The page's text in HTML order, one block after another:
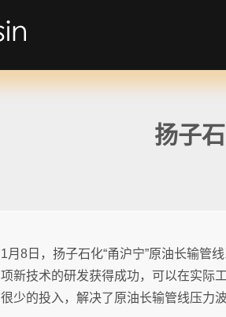
扬子
1月8日，扬子石化“甬沪宁”原油长输管
项新技术的研发获得成功，可以在实际
很少的投入，解决了原油长输管线压力